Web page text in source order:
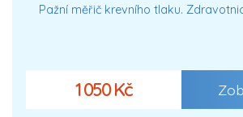
Pažní měřič krevního tlaku.
1 050 Kč